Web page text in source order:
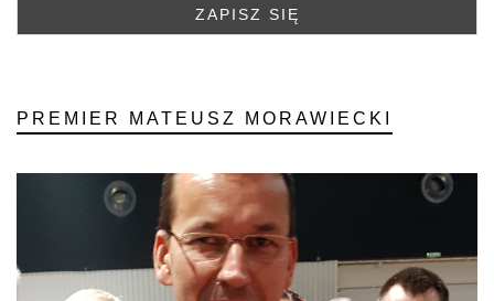
PREMIER MATEUSZ MORAWIECKI